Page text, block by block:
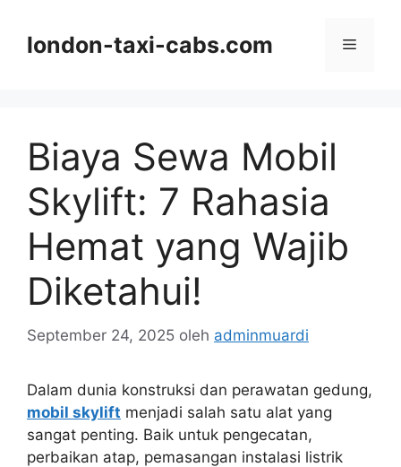
london-taxi-cabs.com Menu
Biaya Sewa Mobil
Skylift: 7 Rahasia
Hemat yang Wajib
Diketahui!
September 24, 2025 oleh adminmuardi
Dalam dunia konstruksi dan perawatan gedung,
mobil skylift menjadi salah satu alat yang
sangat penting. Baik untuk pengecatan,
perbaikan atap, pemasangan instalasi listrik